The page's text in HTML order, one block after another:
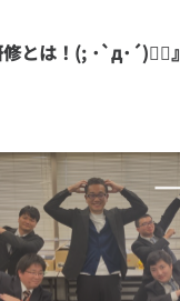
とは！(; ･`д･´)❤️‍🔥』